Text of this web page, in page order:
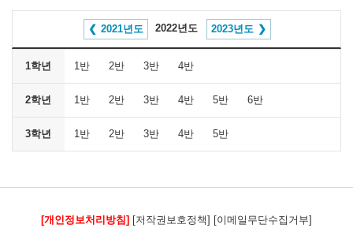
2021년도 2022년도 2023년도
1학년 1반 2반 3반 4반
2학년 1반 2반 3반 4반 5반 6반
3학년 1반 2반 3반 4반 5반
[개인정보처리방침] [저작권보호정책] [이메일무단수집거부]